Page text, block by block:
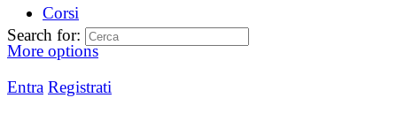
Corsi
More options
Entra Registrati
Search for: